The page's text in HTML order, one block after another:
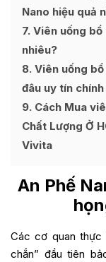
Nano hiệu quả
7 Viên uống bổ
nhiêu?
8 Viên uống
đâu uy tín
9 Cách Mua
Chất Lượng Ở
Vivita
An Phế
Các cơ quan thực
chắn” đầu tiên